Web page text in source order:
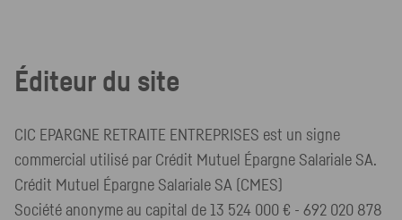
Éditeur du site
CIC EPARGNE RETRAITE ENTREPRISES est un signe
commercial utilisé par Crédit Mutuel Épargne Salariale SA.
Crédit Mutuel Épargne Salariale SA (CMES)
Société anonyme au capital de 13 524 000 € - 692 020 878